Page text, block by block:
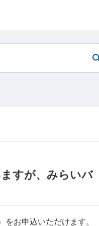
すが、みらいバ
お申込いただけます。